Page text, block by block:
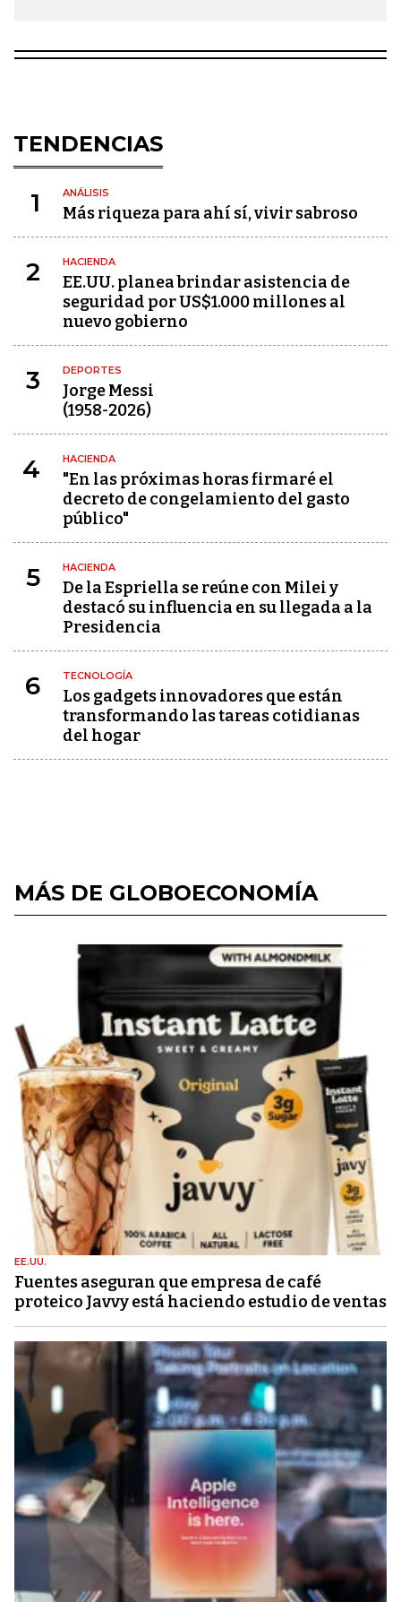
TENDENCIAS
1 ANÁLISIS
Más riqueza para ahí sí, vivir sabroso
2 HACIENDA
EE.UU. planea brindar asistencia de
seguridad por US$1.000 millones al
nuevo gobierno
3 DEPORTES
Jorge Messi
(1958-2026)
4 HACIENDA
"En las próximas horas firmaré el
decreto de congelamiento del gasto
público"
5 HACIENDA
De la Espriella se reúne con Milei y
destacó su influencia en su llegada a la
Presidencia
6 TECNOLOGÍA
Los gadgets innovadores que están
transformando las tareas cotidianas
del hogar
MÁS DE GLOBOECONOMÍA
EE.UU.
Fuentes aseguran que empresa de café
proteico Javvy está haciendo estudio de ventas